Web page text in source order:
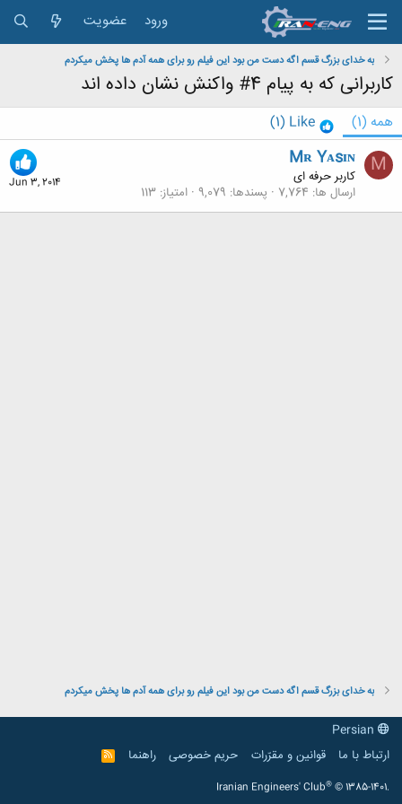
ورود عضویت
به خدای بزرگ قسم اگه دست من بود این فیلم رو برای همه آدم ها پخش میکردم
کاربرانی که به پیام 4# واکنش نشان داده اند
همه (1)
Like
(1)
M
Jun 3, 2014
Mʀ Yᴀsɪɴ
کاربر حرفه ای
ارسال ها 7,764 پسندها 9,079 امتیاز 113
به خدای بزرگ قسم اگه دست من بود این فیلم رو برای همه آدم ها پخش میکردم
ارتباط با ما
قوانین و مقرّرات حریم خصوصی راهنما
R
S
Iranian Engineers' Club® © 1385-1401.